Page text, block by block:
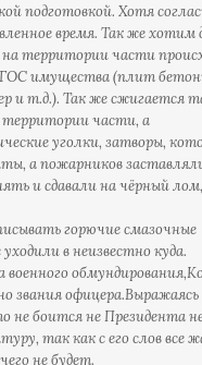
подготовкой. Хотя
время. Так же хотим
на территории части
ГОС имущества (плит
и т.д.). Так же сжигается
территории части, а
уголки, затворы,
а пожарников
и сдавали на чёрный
горючие смазочные
в неизвестно куда.
военного
звания офицера.Выражаясь
не боится не Президента
так как с его слов все
не будет.